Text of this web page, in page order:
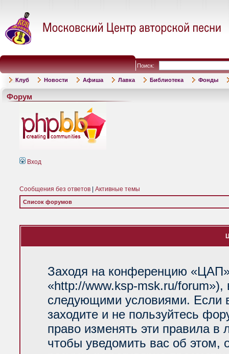
Поиск:
Клуб Новости Афиша Лавка Библиотека Фонды
Форум
Вход
Сообщения без ответов Активные темы
Список форумов
Заходя на конференцию
«http://www.ksp-msk.ru/forum»),
следующими условиями. Если
заходите и не пользуйтесь
право изменять эти правила
чтобы уведомить вас об